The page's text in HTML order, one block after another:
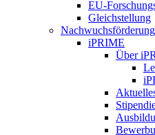
EU-
Gleichstellung
Nachwuchsförderung
iPRIME
Über